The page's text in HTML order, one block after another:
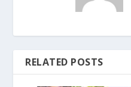
RELATED POSTS